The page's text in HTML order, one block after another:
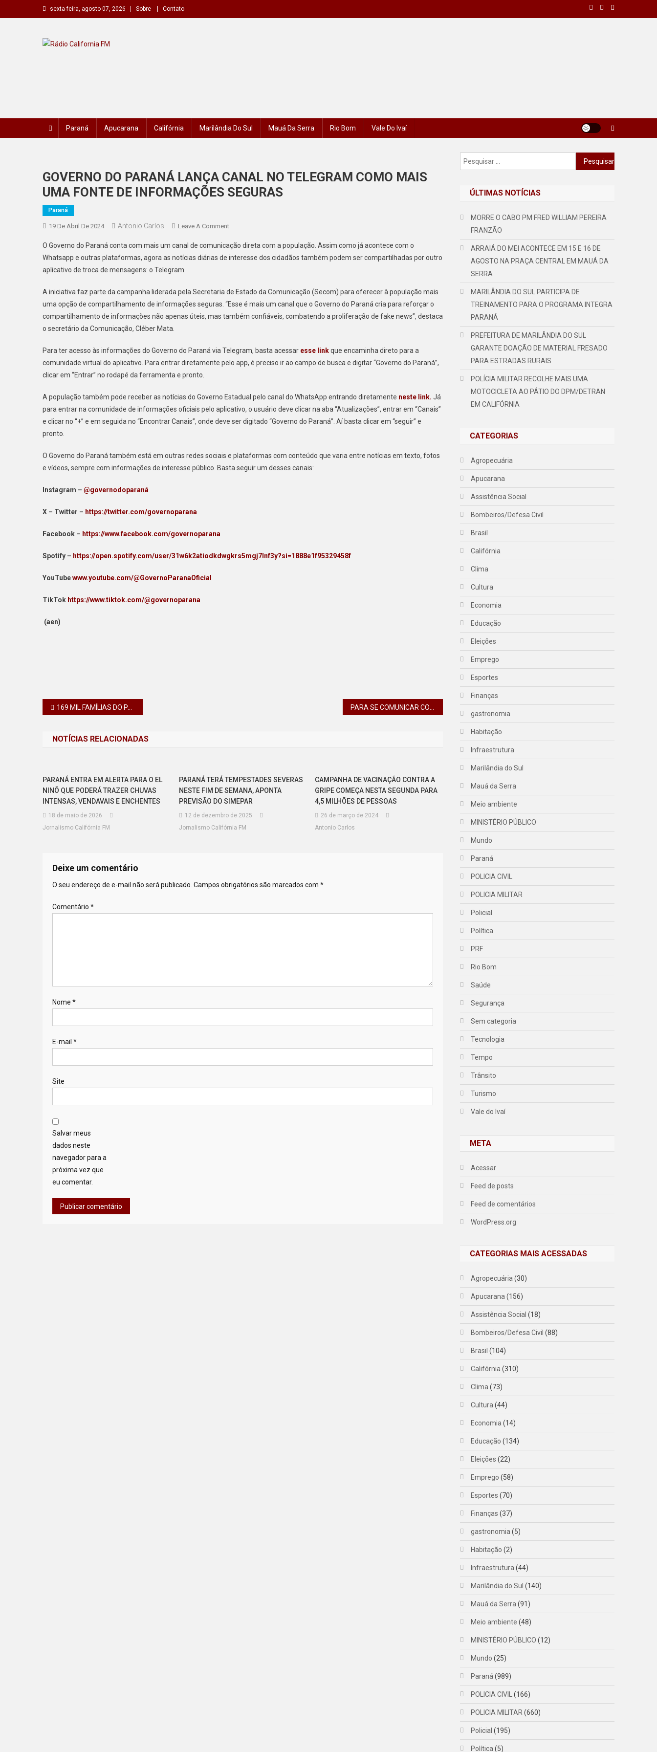
to
sexta-feira, agosto 07, 2026 Sobre Contato
Paraná Apucarana Califórnia Marilândia Do Sul Mauá Da Serra Rio Bom Vale Do Ivaí
GOVERNO DO PARANÁ LANÇA CANAL NO TELEGRAM COMO MAIS
UMA FONTE DE INFORMAÇÕES SEGURAS
Paraná
19 De Abril De 2024 Antonio Carlos Leave A CommentOn
DO
PARANÁ
NO
TELEGRAM
COMO
FONTE
DE
O Governo do Paraná conta com mais um canal de comunicação direta com a população. Assim como já acontece com o
Whatsapp e outras plataformas, agora as notícias diárias de interesse dos cidadãos também podem ser compartilhadas por outro
aplicativo de troca de mensagens: o Telegram.
A iniciativa faz parte da campanha liderada pela Secretaria de Estado da Comunicação (Secom) para oferecer à população mais
uma opção de compartilhamento de informações seguras. “Esse é mais um canal que o Governo do Paraná cria para reforçar o
compartilhamento de informações não apenas úteis, mas também confiáveis, combatendo a proliferação de fake news”, destaca
o secretário da Comunicação, Cléber Mata.
Para ter acesso às informações do Governo do Paraná via Telegram, basta acessar esse linkque encaminha direto para a
comunidade virtual do aplicativo. Para entrar diretamente pelo app, é preciso ir ao campo de busca e digitar “Governo do Paraná”,
clicar em “Entrar” no rodapé da ferramenta e pronto.
A população também pode receber as notícias do Governo Estadual pelo canal do WhatsApp entrando diretamente neste link. Já
para entrar na comunidade de informações oficiais pelo aplicativo, o usuário deve clicar na aba “Atualizações”, entrar em “Canais”
e clicar no “+” e em seguida no “Encontrar Canais”, onde deve ser digitado “Governo do Paraná”. Aí basta clicar em “seguir” e
pronto.
O Governo do Paraná também está em outras redes sociais e plataformas com conteúdo que varia entre notícias em texto, fotos
e vídeos, sempre com informações de interesse público. Basta seguir um desses canais:
Instagram – @governodoparaná
X – Twitter – https://twitter.com/governoparana
Facebook – https://www.facebook.com/governoparana
Spotify – https://open.spotify.com/user/31w6k2atiodkdwgkrs5mgj7lnf3y?si=1888e1f95329458f
YouTubewww.youtube.com/@GovernoParanaOficial
TikTok https://www.tiktok.com/@governoparana
(aen)
Navegação
Post
169 MIL FAMÍLIAS DO PARANÁ PODERÃO TROCAR ANTENA PARABÓLICA “DE GRAÇA”
NOTÍCIAS RELACIONADAS
PARANÁ ENTRA EM ALERTA PARA O EL
NINÕ QUE PODERÁ TRAZER CHUVAS
INTENSAS, VENDAVAIS E ENCHENTES
18 de maio de 2026
Jornalismo Califórnia FM
PARANÁ TERÁ TEMPESTADES SEVERAS
NESTE FIM DE SEMANA, APONTA
PREVISÃO DO SIMEPAR
12 de dezembro de 2025
Jornalismo Califórnia FM
CAMPANHA DE VACINAÇÃO CONTRA A
GRIPE COMEÇA NESTA SEGUNDA PARA
4,5 MILHÕES DE PESSOAS
26 de março de 2024
Antonio Carlos
Deixe um comentário
O seu endereço de e-mail não será publicado. Campos obrigatórios são marcados com *
Comentário *
Nome *
E-mail *
Site
Salvar meus
dados neste
navegador para a
próxima vez que
eu comentar.
Pesquisar
por:
ÚLTIMAS NOTÍCIAS
MORRE O CABO PM FRED WILLIAM PEREIRA
FRANZÃO
ARRAIÁ DO MEI ACONTECE EM 15 E 16 DE
AGOSTO NA PRAÇA CENTRAL EM MAUÁ DA
SERRA
MARILÂNDIA DO SUL PARTICIPA DE
TREINAMENTO PARA O PROGRAMA INTEGRA
PARANÁ
PREFEITURA DE MARILÂNDIA DO SUL
GARANTE DOAÇÃO DE MATERIAL FRESADO
PARA ESTRADAS RURAIS
POLÍCIA MILITAR RECOLHE MAIS UMA
MOTOCICLETA AO PÁTIO DO DPM/DETRAN
EM CALIFÓRNIA
CATEGORIAS
Agropecuária
Apucarana
Assistência Social
Bombeiros/Defesa Civil
Brasil
Califórnia
Clima
Cultura
Economia
Educação
Eleições
Emprego
Esportes
Finanças
gastronomia
Habitação
Infraestrutura
Marilândia do Sul
Mauá da Serra
Meio ambiente
MINISTÉRIO PÚBLICO
Mundo
Paraná
POLICIA CIVIL
POLICIA MILITAR
Policial
Política
PRF
Rio Bom
Saúde
Segurança
Sem categoria
Tecnologia
Tempo
Trânsito
Turismo
Vale do Ivaí
META
Acessar
Feed de posts
Feed de comentários
WordPress.org
CATEGORIAS MAIS ACESSADAS
Agropecuária (30)
Apucarana (156)
Assistência Social (18)
Bombeiros/Defesa Civil (88)
Brasil (104)
Califórnia (310)
Clima (73)
Cultura (44)
Economia (14)
Educação (134)
Eleições (22)
Emprego (58)
Esportes (70)
Finanças (37)
gastronomia (5)
Habitação (2)
Infraestrutura (44)
Marilândia do Sul (140)
Mauá da Serra (91)
Meio ambiente (48)
MINISTÉRIO PÚBLICO (12)
Mundo (25)
Paraná (989)
POLICIA CIVIL (166)
POLICIA MILITAR (660)
Policial (195)
Política (5)